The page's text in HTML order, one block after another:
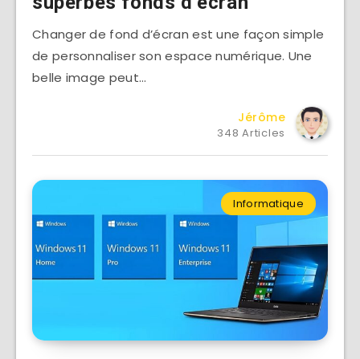
Changer de fond d’écran est une façon simple
de personnaliser son espace numérique. Une
belle image peut…
Jérôme
348 Articles
Informatique